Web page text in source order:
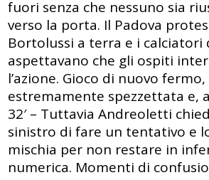
fuori senza che nessuno sia
verso la porta. Il Padova
Bortolussi a terra e i calciatori
aspettavano che gli ospiti
l’azione. Gioco di nuovo
estremamente spezzettata e,
32′ – Tuttavia Andreoletti
sinistro di fare un tentativo e
mischia per non restare in
numerica. Momenti di